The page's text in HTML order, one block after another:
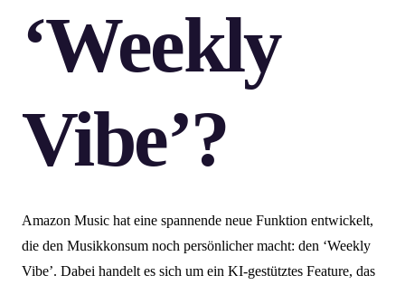
‘Weekly
Vibe’?
Amazon Music hat eine spannende neue Funktion entwickelt,
die den Musikkonsum noch persönlicher macht: den ‘Weekly
Vibe’. Dabei handelt es sich um ein KI-gestütztes Feature, das